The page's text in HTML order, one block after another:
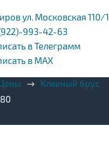
ул. Московская 110/1
993-42-63
в Телеграмм
в MAX
Клееный брус